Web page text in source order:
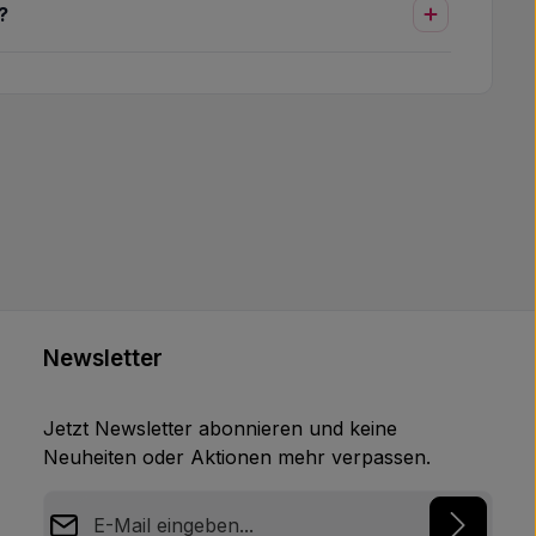
Newsletter
Jetzt Newsletter abonnieren und keine
Neuheiten oder Aktionen mehr verpassen.